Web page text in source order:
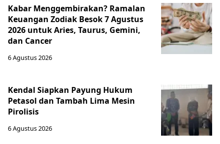
Kabar Menggembirakan? Ramalan
Keuangan Zodiak Besok 7 Agustus
2026 untuk Aries, Taurus, Gemini,
dan Cancer
6 Agustus 2026
Kendal Siapkan Payung Hukum
Petasol dan Tambah Lima Mesin
Pirolisis
6 Agustus 2026